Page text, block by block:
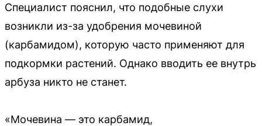
Специалист пояснил, что подобные слухи
возникли из-за удобрения мочевиной
(карбамидом), которую часто применяют для
подкормки растений. Однако вводить ее внутрь
арбуза никто не станет.
«Мочевина — это карбамид,